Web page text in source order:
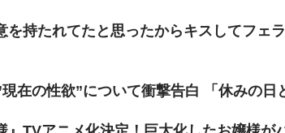
を持たれてたと思ったからキスしてフェ
在の性欲”について衝撃告白 「休みの日